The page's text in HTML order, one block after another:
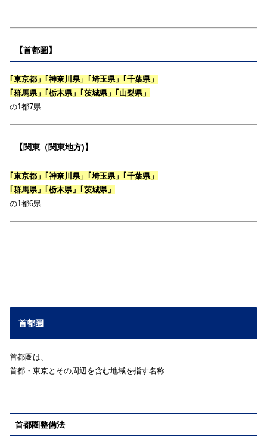
【首都圏】
｢東京都」｢神奈川県」｢埼玉県」｢千葉県」
｢群馬県」｢栃木県」｢茨城県」｢山梨県」
の1都7県
【関東（関東地方)】
｢東京都」｢神奈川県」｢埼玉県」｢千葉県」
｢群馬県」｢栃木県」｢茨城県」
の1都6県
首都圏
首都圏は、
首都・東京とその周辺を含む地域を指す名称
首都圏整備法